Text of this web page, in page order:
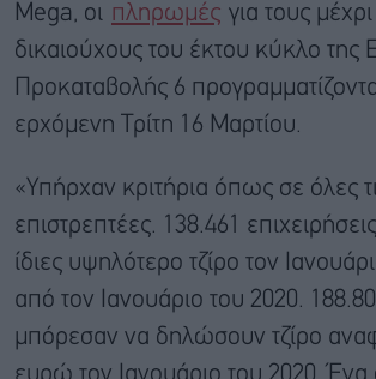
Mega, οι πληρωμές για τους
δικαιούχους του έκτου κύκλο της
Προκαταβολής 6
ερχόμενη Τρίτη 16 Μαρτίου.
«Υπήρχαν κριτήρια όπως σε όλες
επιστρεπτέες. 138.461
ίδιες υψηλότερο τζίρο τον
από τον Ιανουάριο του 2020.
μπόρεσαν να δηλώσουν τζίρο